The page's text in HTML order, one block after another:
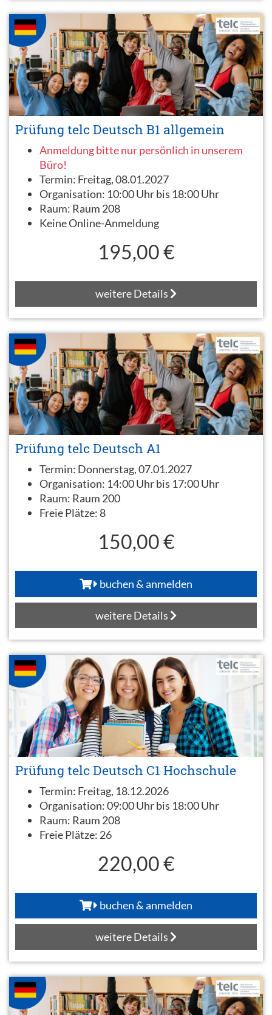
Prüfung telc Deutsch B1 allgemein
Anmeldung bitte nur persönlich in unserem
Büro!
Termin: Freitag, 08.01.2027
Organisation: 10:00 Uhr bis 18:00 Uhr
Raum: Raum 208
Keine Online-Anmeldung
195,00 €
weitere Details
Prüfung telc Deutsch A1
Termin: Donnerstag, 07.01.2027
Organisation: 14:00 Uhr bis 17:00 Uhr
Raum: Raum 200
Freie Plätze: 8
150,00 €
buchen & anmelden
weitere Details
Prüfung telc Deutsch C1 Hochschule
Termin: Freitag, 18.12.2026
Organisation:09:00 Uhr bis 18:00 Uhr
Raum: Raum 208
Freie Plätze: 26
220,00 €
buchen & anmelden
weitere Details